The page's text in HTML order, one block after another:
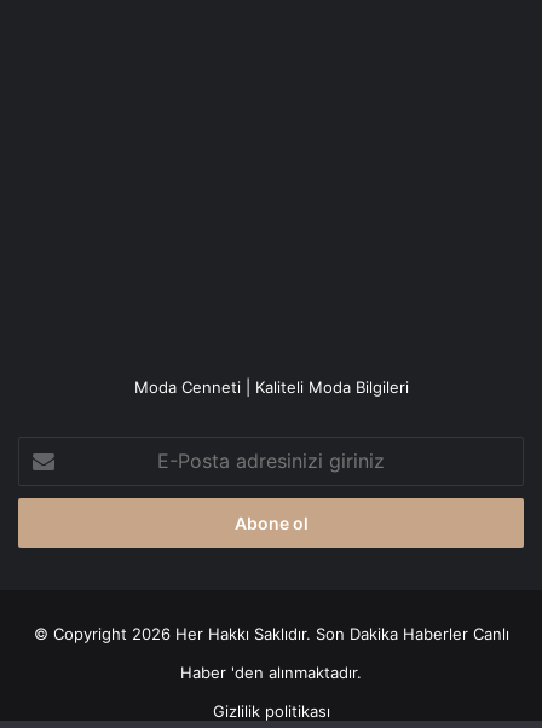
Moda Cenneti | Kaliteli Moda Bilgileri
Posta
adresinizi
© Copyright 2026 Her Hakkı Saklıdır. Son Dakika Haberler Canlı
Haber 'den alınmaktadır.
Gizlilik politikası